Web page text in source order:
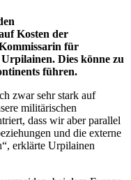
Kosten der
für
Dies könne zu
führen.
zwar sehr stark auf
militärischen
dass wir aber parallel
und die externe
erklärte Urpilainen